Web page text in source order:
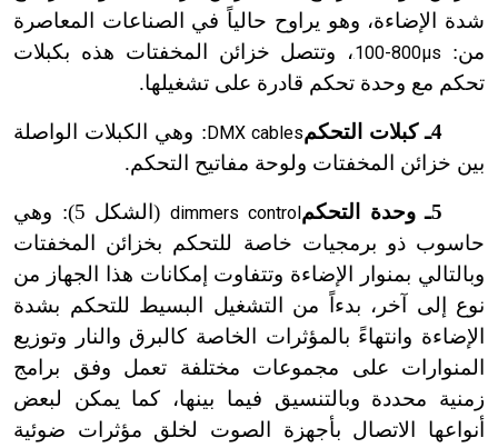
شدة الإضاءة، وهو يراوح حالياً في الصناعات المعاصرة
من:
100-800μs، وتتصل خزائن المخفتات هذه بكبلات
تحكم مع وحدة تحكم قادرة على تشغيلها.
4ـ كبلات التحكم DMX cables : وهي الكبلات الواصلة
بين خزائن المخفتات ولوحة مفاتيح التحكم.
5ـ وحدة التحكم dimmers control
(الشكل 5): وهي
حاسوب ذو برمجيات خاصة للتحكم بخزائن المخفتات
وبالتالي بمنوار الإضاءة وتتفاوت إمكانات هذا الجهاز من
نوع إلى آخر، بدءاً من التشغيل البسيط للتحكم بشدة
الإضاءة وانتهاءً بالمؤثرات الخاصة كالبرق والنار وتوزيع
المنوارات على مجموعات مختلفة تعمل وفق برامج
زمنية محددة وبالتنسيق فيما بينها، كما يمكن لبعض
أنواعها الاتصال بأجهزة الصوت لخلق مؤثرات ضوئية